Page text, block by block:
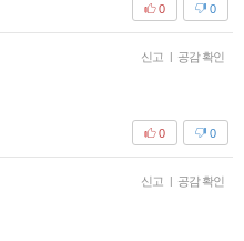
0
0
신고 공감 확인
0
0
신고 공감 확인